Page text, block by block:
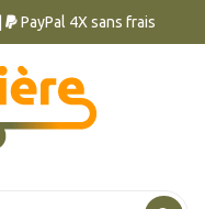
PayPal 4X sans frais